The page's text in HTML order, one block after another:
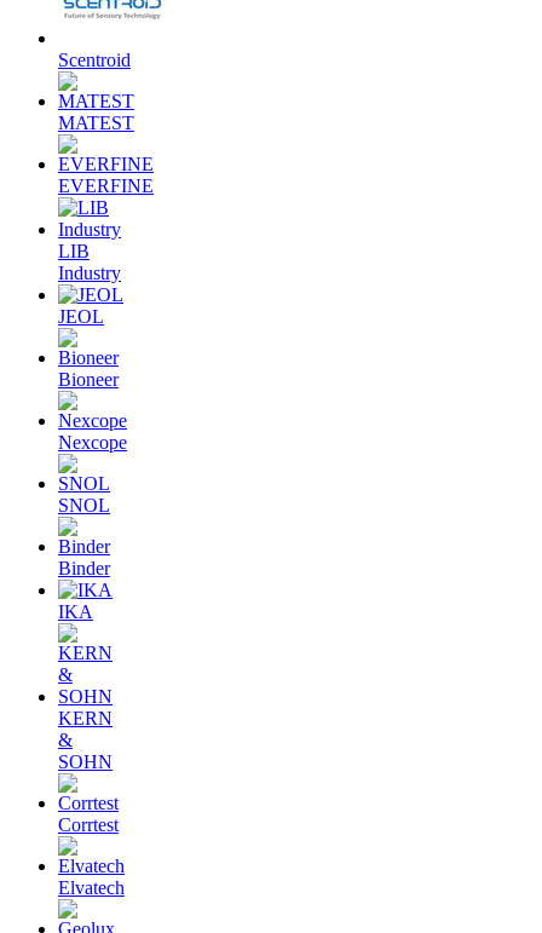
Scentroid
MATEST
EVERFINE
LIB
Industry
JEOL
Bioneer
Nexcope
SNOL
Binder
IKA
KERN
&
SOHN
Corrtest
Elvatech